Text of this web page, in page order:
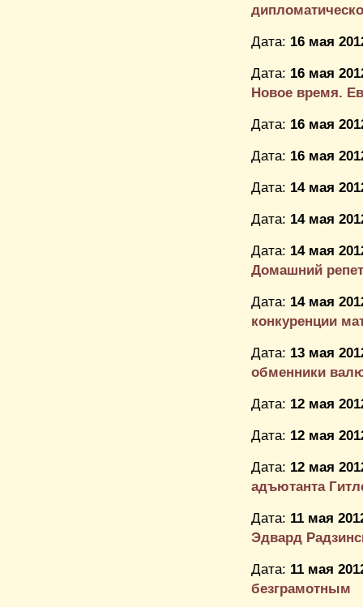
Дата: 16 мая
Дата: 16 мая
Новое время.
Дата: 16 мая
Дата: 16 мая
Дата: 14 мая
Дата: 14 мая
Дата: 14 мая
Домашний
Дата: 14 мая
конкуренции
Дата: 13 мая
обменники
Дата: 12 мая
Дата: 12 мая
Дата: 12 мая
адъютанта
Дата: 11 мая
Эдвард
Дата: 11 мая
безграмотным